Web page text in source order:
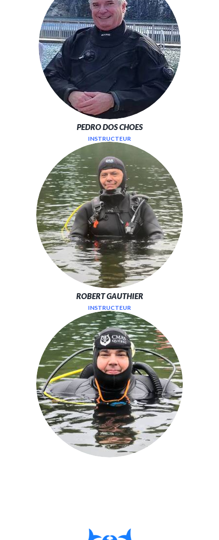
PEDRO DOS CHOES
INSTRUCTEUR
ROBERT GAUTHIER
INSTRUCTEUR